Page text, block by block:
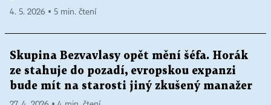
4. 5. 2026 ▪ 5 min. čtení
Skupina Bezvavlasy opět mění šéfa. Horák
ze stahuje do pozadí, evropskou expanzi
bude mít na starosti jiný zkušený manažer